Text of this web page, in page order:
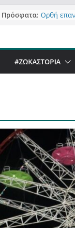
Πρόσφατα: Ορθή
Sky στην
Πόσο
#ZΩΚΑΣΤΟΡΙΑ